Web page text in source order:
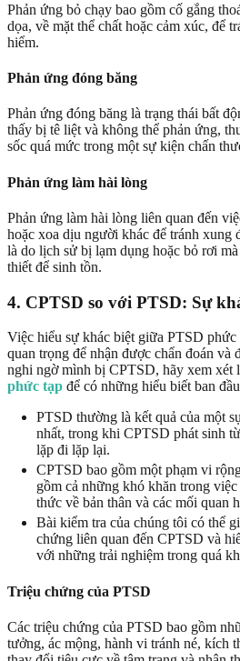
Phản ứng bỏ chạy bao gồm cố gắng
dọa, về mặt thể chất hoặc cảm xúc, để
hiểm.
Phản ứng đóng băng
Phản ứng đóng băng là trạng thái bất
thấy bị tê liệt và không thể phản ứng,
sốc quá mức trong một sự kiện chấn
Phản ứng làm hài lòng
Phản ứng làm hài lòng liên quan đến
hoặc xoa dịu người khác để tránh xung
là do lịch sử bị lạm dụng hoặc bỏ rơi
thiết để sinh tồn.
4. CPTSD so với PTSD: Sự
Việc hiểu sự khác biệt giữa PTSD
quan trọng để nhận được chẩn đoán và
nghi ngờ mình bị CPTSD, hãy xem xét
phức tạp để có những hiểu biết ban
PTSD thường là kết quả của một
nhất, trong khi CPTSD phát sinh
lặp đi lặp lại.
CPTSD bao gồm một phạm vi
gồm cả những khó khăn trong
thức về bản thân và các mối quan
Bài kiểm tra của chúng tôi có thể
chứng liên quan đến CPTSD và
với những trải nghiệm trong quá
Triệu chứng của PTSD
Các triệu chứng của PTSD bao gồm
tưởng, ác mộng, hành vi tránh né, kích